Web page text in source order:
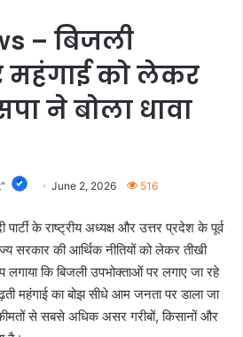
– बिजली
महंगाई को लेकर
ने बोला धावा
June 2, 2026 516
पार्टी के राष्ट्रीय अध्यक्ष और उत्तर प्रदेश के पूर्व
सरकार की आर्थिक नीतियों को लेकर तीखी
लगाया कि बिजली उपभोक्ताओं पर लगाए जा रहे
महंगाई का बोझ सीधे आम जनता पर डाला जा
से सबसे अधिक असर गरीबों, किसानों और